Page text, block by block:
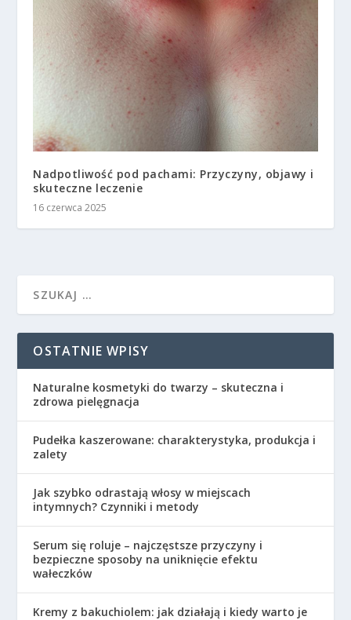
Nadpotliwość pod pachami: Przyczyny, objawy i
skuteczne leczenie
16 czerwca 2025
OSTATNIE WPISY
Naturalne kosmetyki do twarzy – skuteczna i
zdrowa pielęgnacja
Pudełka kaszerowane: charakterystyka, produkcja i
zalety
Jak szybko odrastają włosy w miejscach
intymnych? Czynniki i metody
Serum się roluje – najczęstsze przyczyny i
bezpieczne sposoby na uniknięcie efektu
wałeczków
Kremy z bakuchiolem: jak działają i kiedy warto je